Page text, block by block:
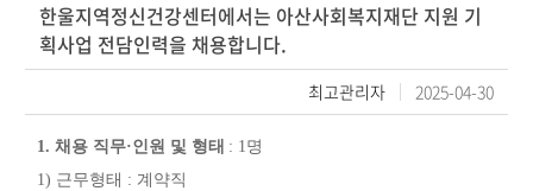
한울지역정신건강센터에서는 아산사회복지재단 지원 기
획사업 전담인력을 채용합니다.
최고관리자 2025-04-30
1. 채용 직무·인원 및 형태 : 1명
1) 근무형태 : 계약직